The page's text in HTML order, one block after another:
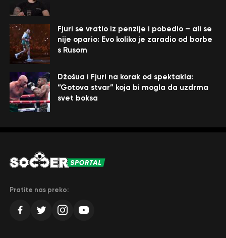
Fjuri se vratio iz penzije i pobedio – ali se
nije opario: Evo koliko je zaradio od borbe
s Rusom
Džošua i Fjuri na korak od spektakla:
“Gotova stvar” koja bi mogla da uzdrma
svet boksa
Pratite nas preko: